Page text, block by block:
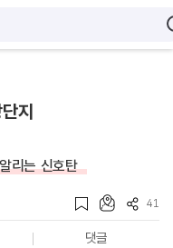
지
리는 신호탄
41
댓글